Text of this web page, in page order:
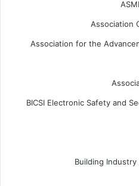
Association
Association for the
BICSI Electronic Safety and
Building